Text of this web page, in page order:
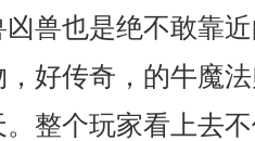
兽也是绝不敢靠
好传奇，的牛魔
整个玩家看上去